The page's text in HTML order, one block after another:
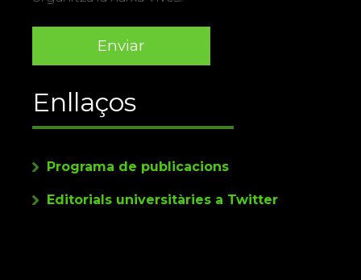
Enllaços
Programa de publicacions
Editorials universitàries a Twitter